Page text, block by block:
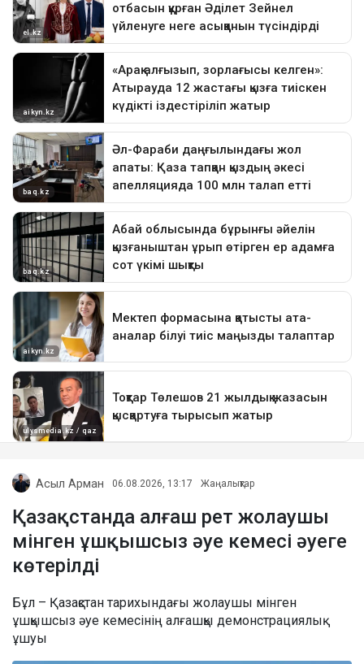
Асыл Арман 06.08.2026, 13:17 Жаңалықтар
Қазақстанда алғаш рет жолаушы
мінген ұшқышсыз әуе кемесі әуеге
көтерілді
Бұл – Қазақстан тарихындағы жолаушы мінген
ұшқышсыз әуе кемесінің алғашқы демонстрациялық
ұшуы